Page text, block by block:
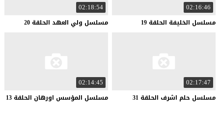
02:16:46
مسلسل الخليفة الحلقة 19
02:18:54
مسلسل ولي العهد الحلقة 20
02:17:47
مسلسل حلم اشرف الحلقة 31
02:14:45
مسلسل المؤسس اورهان الحلقة 13